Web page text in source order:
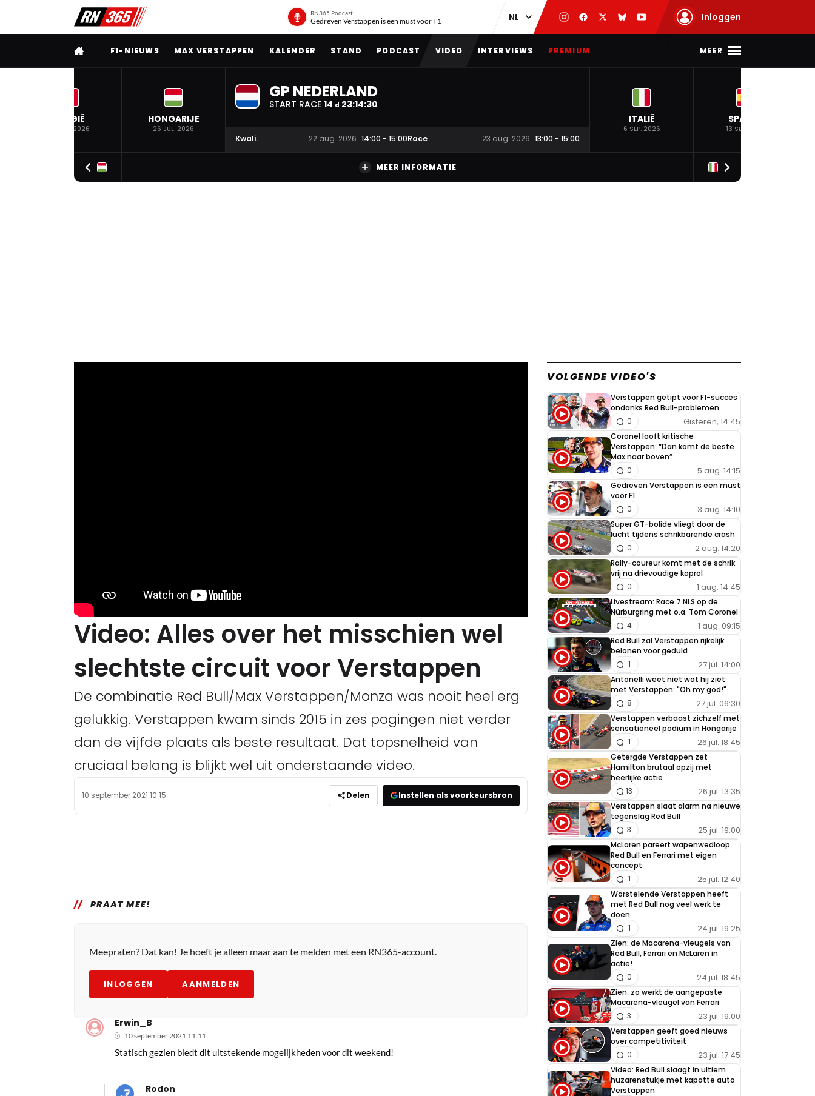
RN365 Podcast
Gedreven Verstappen is een must voor F1 Inloggen
VOLLEDIG MENU
F1-NIEUWS MAX VERSTAPPEN KALENDER STAND PODCAST VIDEO INTERVIEWS PREMIUM MEER
BELGIË
19 JUL. 2026
HONGARIJE
26 JUL. 2026
GP NEDERLAND
START RACE 14 d 23:14:29
Kwali. 22 aug. 2026 14:00 - 15:00Race 23 aug. 2026 13:00 - 15:00
ITALIË
6 SEP. 2026
SPANJE
13 SEP. 2026
MEER INFORMATIE
Video: Alles over het misschien wel
slechtste circuit voor Verstappen
De combinatie Red Bull/Max Verstappen/Monza was nooit heel erg
gelukkig. Verstappen kwam sinds 2015 in zes pogingen niet verder
dan de vijfde plaats als beste resultaat. Dat topsnelheid van
cruciaal belang is blijkt wel uit onderstaande video.
10 september 2021 10:15 Delen Instellen als voorkeursbron
PRAAT MEE!
Meepraten? Dat kan! Je hoeft je alleen maar aan te melden met een RN365-account.
INLOGGEN AANMELDEN
Erwin_B
10 september 2021 11:11
Statisch gezien biedt dit uitstekende mogelijkheden voor dit weekend!
Rodon
VOLGENDE VIDEO'S
Verstappen getipt voor F1-succes
ondanks Red Bull-problemen
Gisteren, 14:45
0
Coronel looft kritische
Verstappen: “Dan komt de beste
Max naar boven”
5 aug. 14:15
0
Gedreven Verstappen is een must
voor F1
3 aug. 14:10
0
Super GT-bolide vliegt door de
lucht tijdens schrikbarende crash
2 aug. 14:20
0
Rally-coureur komt met de schrik
vrij na drievoudige koprol
1 aug. 14:45
0
Livestream: Race 7 NLS op de
Nürburgring met o.a. Tom Coronel
1 aug. 09:15
4
Red Bull zal Verstappen rijkelijk
belonen voor geduld
27 jul. 14:00
1
Antonelli weet niet wat hij ziet
met Verstappen: "Oh my god!"
27 jul. 06:30
8
Verstappen verbaast zichzelf met
sensationeel podium in Hongarije
26 jul. 18:45
1
Getergde Verstappen zet
Hamilton brutaal opzij met
heerlijke actie
26 jul. 13:35
13
Verstappen slaat alarm na nieuwe
tegenslag Red Bull
25 jul. 19:00
3
McLaren pareert wapenwedloop
Red Bull en Ferrari met eigen
concept
25 jul. 12:40
1
Worstelende Verstappen heeft
met Red Bull nog veel werk te
doen
24 jul. 19:25
1
Zien: de Macarena-vleugels van
Red Bull, Ferrari en McLaren in
actie!
24 jul. 18:45
0
Zien: zo werkt de aangepaste
Macarena-vleugel van Ferrari
23 jul. 19:00
3
Verstappen geeft goed nieuws
over competitiviteit
23 jul. 17:45
0
Video: Red Bull slaagt in ultiem
huzarenstukje met kapotte auto
Verstappen